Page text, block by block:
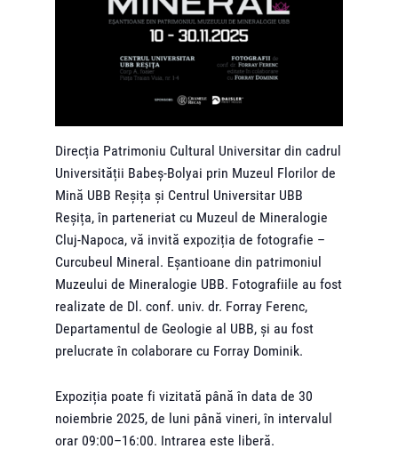
Direcția Patrimoniu Cultural Universitar din cadrul
Universității Babeș-Bolyai prin Muzeul Florilor de
Mină UBB Reșița și Centrul Universitar UBB
Reșița, în parteneriat cu Muzeul de Mineralogie
Cluj-Napoca, vă invită expoziția de fotografie –
Curcubeul Mineral. Eșantioane din patrimoniul
Muzeului de Mineralogie UBB. Fotografiile au fost
realizate de Dl. conf. univ. dr. Forray Ferenc,
Departamentul de Geologie al UBB, și au fost
prelucrate în colaborare cu Forray Dominik.
Expoziția poate fi vizitată până în data de 30
noiembrie 2025, de luni până vineri, în intervalul
orar 09:00–16:00. Intrarea este liberă.